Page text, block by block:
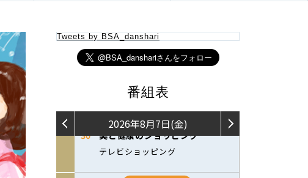
Tweets by BSA_danshari
番組表